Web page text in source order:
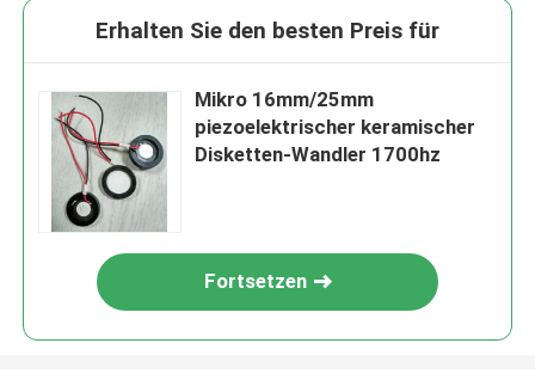
Erhalten Sie den besten Preis für
Mikro 16mm/25mm
piezoelektrischer keramischer
Disketten-Wandler 1700hz
Fortsetzen